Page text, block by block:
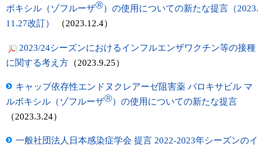
ボキシル（ゾフルーザⓇ）の使用についての新たな提言（2023.
11.27改訂）
（2023.12.4）
2023/24シーズンにおけるインフルエンザワクチン等の接種
に関する考え方 （2023.9.25）
キャップ依存性エンドヌクレアーゼ阻害薬 バロキサビル マ
ルボキシル（ゾフルーザⓇ）の使用についての新たな提言
（2023.3.24）
一般社団法人日本感染症学会 提言 2022-2023年シーズンのイ